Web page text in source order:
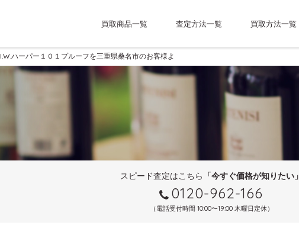
買取商品一覧 査定方法一覧 買取方法一覧
I.W.ハーパー１０１プルーフを三重県桑名市のお客様より宅配買取させて頂きました。
スピード査定はこちら 「今すぐ価格が知りたい」
0120-962-166
（電話受付時間 10:00〜19:00 木曜日定休）